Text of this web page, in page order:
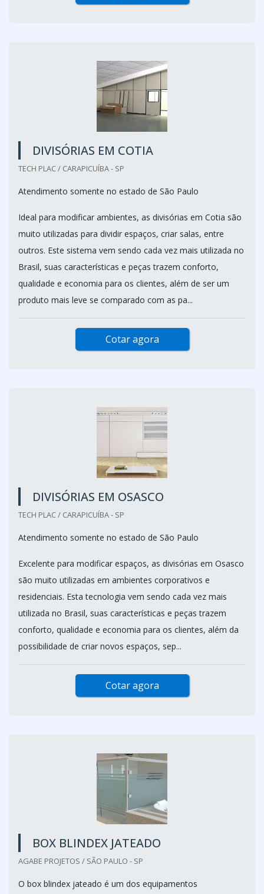
DIVISÓRIAS EM COTIA
TECH PLAC / CARAPICUÍBA - SP
Atendimento somente no estado de São Paulo
Ideal para modificar ambientes, as divisórias em Cotia são
muito utilizadas para dividir espaços, criar salas, entre
outros. Este sistema vem sendo cada vez mais utilizada no
Brasil, suas características e peças trazem conforto,
qualidade e economia para os clientes, além de ser um
produto mais leve se comparado com as pa...
Cotar agora
DIVISÓRIAS EM OSASCO
TECH PLAC / CARAPICUÍBA - SP
Atendimento somente no estado de São Paulo
Excelente para modificar espaços, as divisórias em Osasco
são muito utilizadas em ambientes corporativos e
residenciais. Esta tecnologia vem sendo cada vez mais
utilizada no Brasil, suas características e peças trazem
conforto, qualidade e economia para os clientes, além da
possibilidade de criar novos espaços, sep...
Cotar agora
BOX BLINDEX JATEADO
AGABE PROJETOS / SÃO PAULO - SP
O box blindex jateado é um dos equipamentos